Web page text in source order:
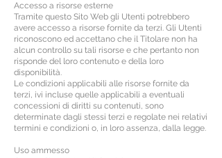
Accesso a risorse esterne
Tramite questo Sito Web gli Utenti potrebbero
avere accesso a risorse fornite da terzi. Gli Utenti
riconoscono ed accettano che il Titolare non ha
alcun controllo su tali risorse e che pertanto non
risponde del loro contenuto e della loro
disponibilità.
Le condizioni applicabili alle risorse fornite da
terzi, ivi incluse quelle applicabili a eventuali
concessioni di diritti su contenuti, sono
determinate dagli stessi terzi e regolate nei relativi
termini e condizioni o, in loro assenza, dalla legge.
Uso ammesso